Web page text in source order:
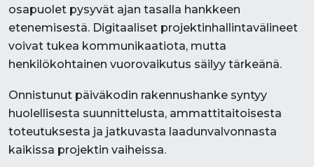
osapuolet pysyvät ajan tasalla hankkeen
etenemisestä. Digitaaliset projektinhallintavälineet
voivat tukea kommunikaatiota, mutta
henkilökohtainen vuorovaikutus säilyy tärkeänä.
Onnistunut päiväkodin rakennushanke syntyy
huolellisesta suunnittelusta, ammattitaitoisesta
toteutuksesta ja jatkuvasta laadunvalvonnasta
kaikissa projektin vaiheissa.